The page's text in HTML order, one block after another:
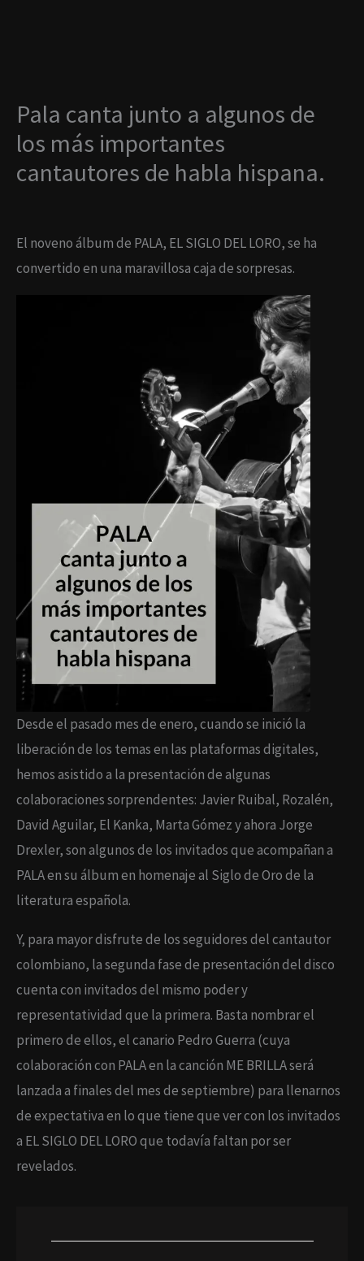
Pala canta junto a algunos de
los más importantes
cantautores de habla hispana.
El noveno álbum de PALA, EL SIGLO DEL LORO, se ha
convertido en una maravillosa caja de sorpresas.
Desde el pasado mes de enero, cuando se inició la
liberación de los temas en las plataformas digitales,
hemos asistido a la presentación de algunas
colaboraciones sorprendentes: Javier Ruibal, Rozalén,
David Aguilar, El Kanka, Marta Gómez y ahora Jorge
Drexler, son algunos de los invitados que acompañan a
PALA en su álbum en homenaje al Siglo de Oro de la
literatura española.
Y, para mayor disfrute de los seguidores del cantautor
colombiano, la segunda fase de presentación del disco
cuenta con invitados del mismo poder y
representatividad que la primera. Basta nombrar el
primero de ellos, el canario Pedro Guerra (cuya
colaboración con PALA en la canción ME BRILLA será
lanzada a finales del mes de septiembre) para llenarnos
de expectativa en lo que tiene que ver con los invitados
a EL SIGLO DEL LORO que todavía faltan por ser
revelados.